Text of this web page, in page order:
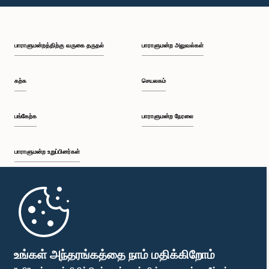
உங்கள் அந்தரங்கத்தை நாம் மதிக்கிறோம்
பி.ப. 2:05 - பி.ப. 2:12
பி.ப. 2:20 - பி.ப. 2:27
பி.ப. 2:33 - பி.ப. 2:41
பாராளுமன்றத்திற்கு வருகை தருதல்
கற்க
பங்கேற்க
பாராளுமன்ற உறுப்பினர்கள்
முதற்பக்கம்
பாராளுமன்ற அலுவல்கள்
செயலகம்
பாராளுமன்ற நேரலை
பாராளுமன்ற கையடக்க செயலி